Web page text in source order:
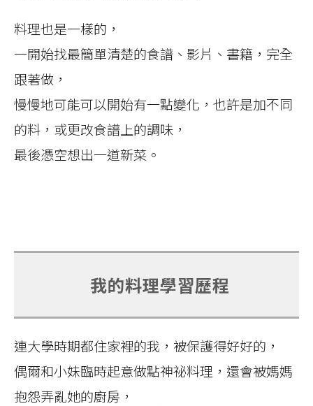
料理也是一樣的，
一開始找最簡單清楚的食譜、影片、書籍，完全
跟著做，
慢慢地可能可以開始有一點變化，也許是加不同
的料，或更改食譜上的調味，
最後憑空想出一道新菜。
我的料理學習歷程
連大學時期都住家裡的我，被保護得好好的，
偶爾和小妹臨時起意做點神祕料理，還會被媽媽
抱怨弄亂她的廚房，